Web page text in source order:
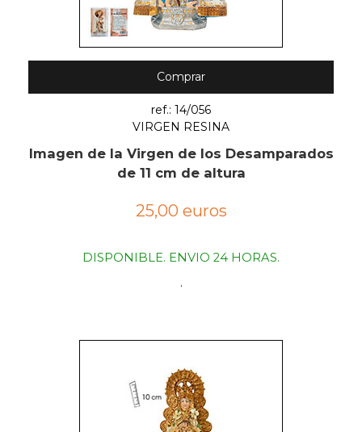
Comprar
ref.: 14/056
VIRGEN RESINA
Imagen de la Virgen de los Desamparados
de 11 cm de altura
25,00 euros
DISPONIBLE. ENVIO 24 HORAS.
.